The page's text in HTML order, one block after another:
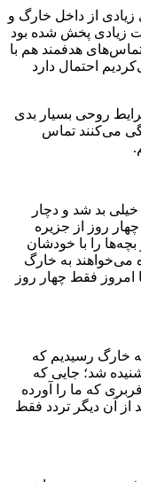
زیادی از داخل خارگ و
زیادی پخش شده بود
هدفمند هم با
احتمال دارد
واقعاً شرایط روحی بسیار بدی
می‌کنند تماس
خیلی بد شد و دچار
روز از جزیره
بچه‌ها را با خودشان
می‌خواهند به خارگ
امروز فقط چهار روز
به خارگ رسیدیم که
شد؛ جایی که
که ما را آورده
از آن دیگر تردد فقط